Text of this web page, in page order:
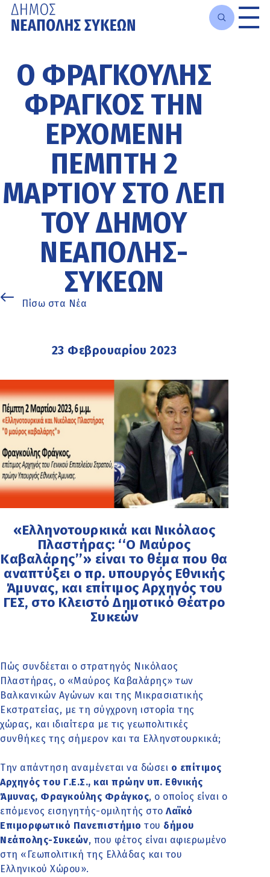
κυρίως
περιεχόμενο
Ο ΦΡΑΓΚΟΎΛΗΣ
ΦΡΆΓΚΟΣ ΤΗΝ
ΕΡΧΌΜΕΝΗ
ΠΈΜΠΤΗ 2
ΜΑΡΤΊΟΥ ΣΤΟ ΛΕΠ
ΤΟΥ ΔΉΜΟΥ
ΝΕΆΠΟΛΗΣ-
ΣΥΚΕΏΝ
Πίσω στα Νέα
23 Φεβρουαρίου 2023
«Ελληνοτουρκικά και Νικόλαος
Πλαστήρας: ‘‘Ο Μαύρος
Καβαλάρης’’» είναι το θέμα που θα
αναπτύξει ο πρ. υπουργός Εθνικής
Άμυνας, και επίτιμος Αρχηγός του
ΓΕΣ, στο Κλειστό Δημοτικό Θέατρο
Συκεών
Πώς συνδέεται ο στρατηγός Νικόλαος
Πλαστήρας, ο «Μαύρος Καβαλάρης» των
Βαλκανικών Αγώνων και της Μικρασιατικής
Εκστρατείας, με τη σύγχρονη ιστορία της
χώρας, και ιδιαίτερα με τις γεωπολιτικές
συνθήκες της σήμερον και τα Ελληνοτουρκικά;
Την απάντηση αναμένεται να δώσει ο επίτιμος
Αρχηγός του Γ.Ε.Σ., και πρώην υπ. Εθνικής
Άμυνας, Φραγκούλης Φράγκος, ο οποίος είναι ο
επόμενος εισηγητής-ομιλητής στο Λαϊκό
Επιμορφωτικό Πανεπιστήμιο του δήμου
Νεάπολης-Συκεών, που φέτος είναι αφιερωμένο
στη «Γεωπολιτική της Ελλάδας και του
Ελληνικού Χώρου».